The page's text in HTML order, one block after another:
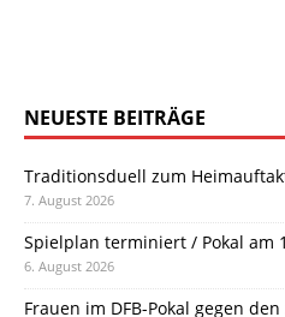
NEUESTE BEITRÄGE
Traditionsduell zum
7. August 2026
Spielplan terminiert / Pokal am
6. August 2026
Frauen im DFB-Pokal gegen den